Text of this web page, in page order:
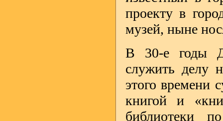
проекту в
музей, ныне
В 30-е годы
служить делу
этого времени
книгой и
библиотеки